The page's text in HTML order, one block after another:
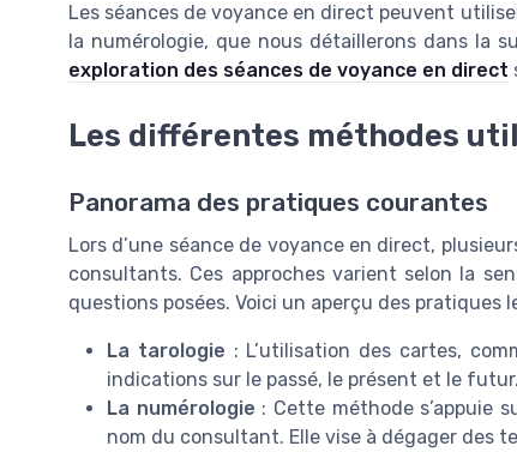
Les séances de voyance en direct peuvent
la numérologie, que nous détaillerons dans la
exploration des séances de voyance en direct
Les différentes méthodes
Panorama des pratiques courantes
Lors d’une séance de voyance en direct,
consultants. Ces approches varient selon la
questions posées. Voici un aperçu des pratiques
La tarologie : L’utilisation des cartes,
indications sur le passé, le présent et le
La numérologie : Cette méthode s’appuie
nom du consultant. Elle vise à dégager des